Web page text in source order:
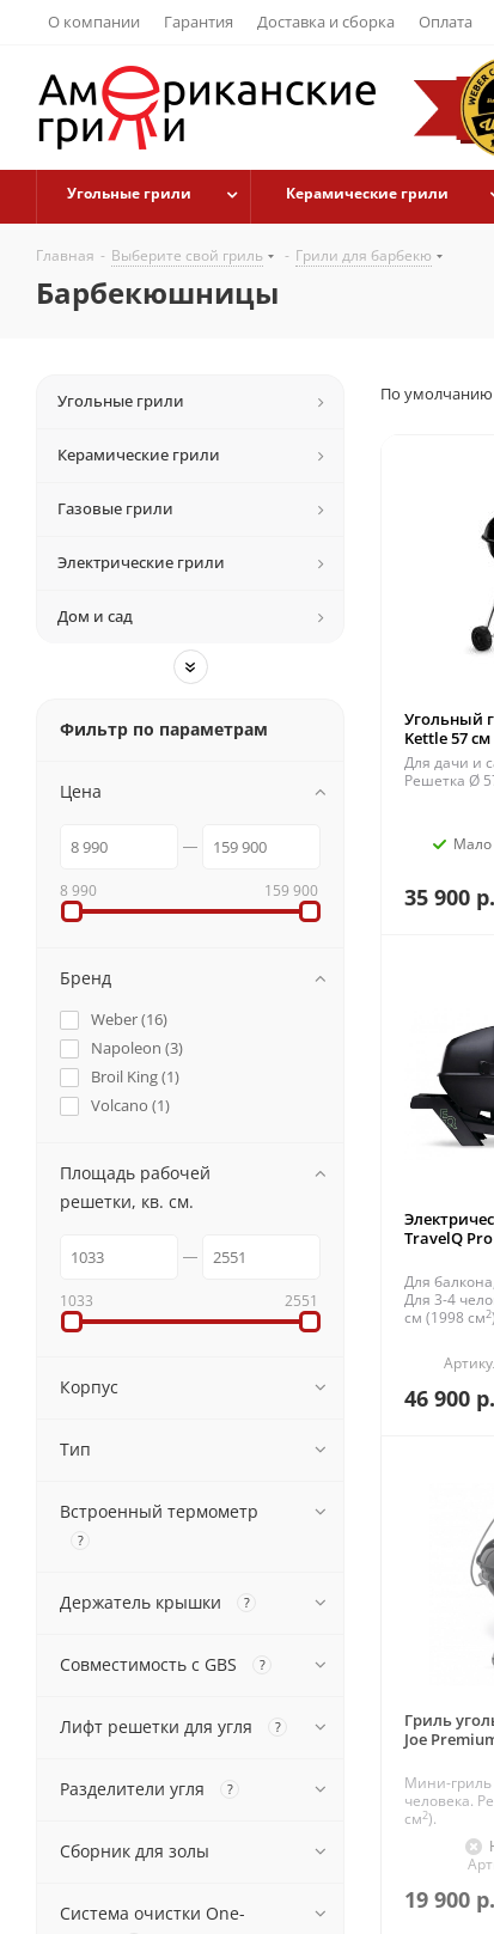
О компании Гарантия Доставка и сборка Оплата
Угольные грили Керамические грили
Главная - Выберите свой гриль - Грили для барбекю
Барбекюшницы
По умолчанию
Угольный
Kettle 57 см
Для дачи и
Решетка Ø
Мало
35 900 р.
TravelQ Pro
Для
Для 3-4
см (1998 см2
46 900 р.
Гриль
Joe
Мини-гриль
человека.
см2).
19 900 р.
Угольные грили
Керамические грили
Газовые грили
Электрические грили
Дом и сад
»
Фильтр по параметрам
Цена
8 990 159 900
Бренд
Weber (16)
Napoleon (3)
Broil King (1)
Volcano (1)
Площадь рабочей
решетки, кв. см.
1033 2551
Корпус
Тип
Встроенный термометр
?
Держатель крышки ?
Совместимость с GBS ?
Лифт решетки для угля ?
Разделители угля ?
Сборник для золы
Система очистки One-